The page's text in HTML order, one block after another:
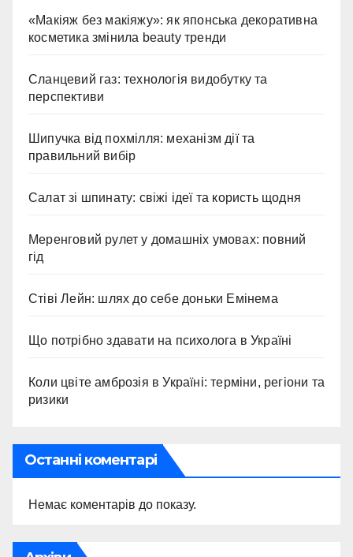
«Макіяж без макіяжу»: як японська декоративна
косметика змінила beauty тренди
Сланцевий газ: технологія видобутку та
перспективи
Шипучка від похмілля: механізм дії та
правильний вибір
Салат зі шпинату: свіжі ідеї та користь щодня
Меренговий рулет у домашніх умовах: повний
гід
Стіві Лейн: шлях до себе доньки Емінема
Що потрібно здавати на психолога в Україні
Коли цвіте амброзія в Україні: терміни, регіони та
ризики
Останні коментарі
Немає коментарів до показу.